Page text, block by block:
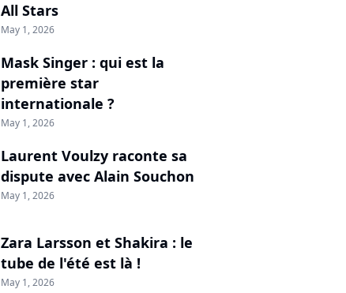
All Stars
May 1, 2026
Mask Singer : qui est la
première star
internationale ?
May 1, 2026
Laurent Voulzy raconte sa
dispute avec Alain Souchon
May 1, 2026
Zara Larsson et Shakira : le
tube de l'été est là !
May 1, 2026